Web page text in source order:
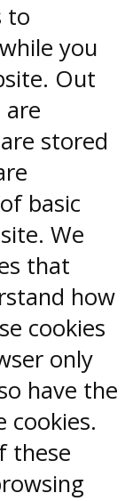
to
you
Out
stored
basic
We
that
how
cookies
only
have the
these